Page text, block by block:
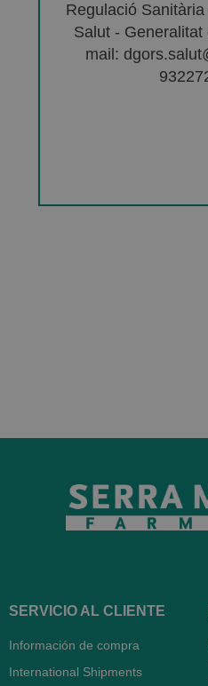
Regulació
Salut -
mail:
SERVICIO AL CLIENTE
Información de compra
International Shipments